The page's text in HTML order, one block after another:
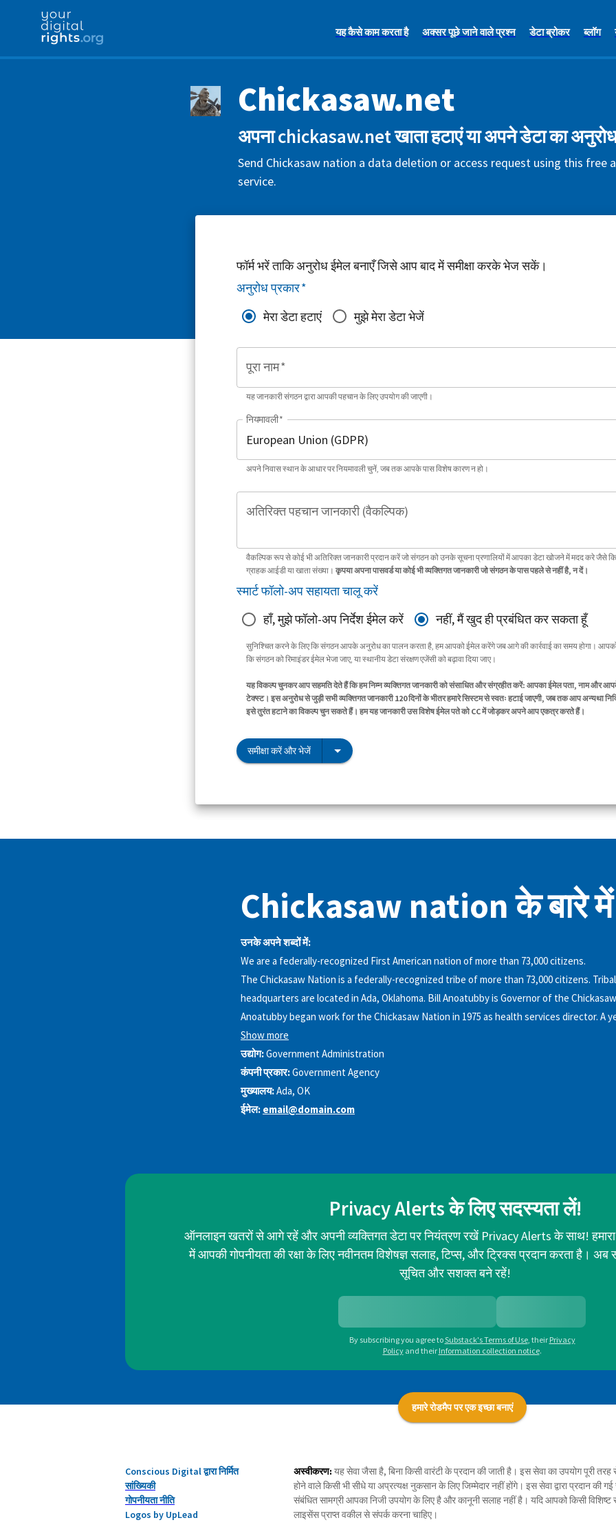
यह कैसे काम करता है अक्सर पूछे जाने वाले प्रश्न डेटा ब्रोकर ब्लॉग
Chickasaw.net
अपना chickasaw.net खाता हटाएं या अपने डेटा का
Send Chickasaw nation a data deletion or access request using this free
service.
फॉर्म भरें ताकि अनुरोध ईमेल बनाएँ जिसे आप बाद में समीक्षा करके भेज सकें।
अनुरोध प्रकार*
मेरा डेटा हटाएं
मुझे मेरा डेटा भेजें
पूरा नाम*
यह जानकारी संगठन द्वारा आपकी पहचान के लिए उपयोग की जाएगी।
नियमावली*
अपने निवास स्थान के आधार पर नियमावली चुनें, जब तक आपके पास विशेष कारण न हो।
अतिरिक्त पहचान जानकारी (वैकल्पिक)
वैकल्पिक रूप से कोई भी अतिरिक्त जानकारी प्रदान करें जो संगठन को उनके सूचना प्रणालियों में आपका डेटा खोजने में मदद करे जैसे कि
ग्राहक आईडी या खाता संख्या। कृपया अपना पासवर्ड या कोई भी व्यक्तिगत जानकारी जो संगठन के पास पहले से नहीं है, न दें।
स्मार्ट फॉलो-अप सहायता चालू करें
हाँ, मुझे फॉलो-अप निर्देश ईमेल करें
नहीं, मैं खुद ही प्रबंधित कर सकता हूँ
सुनिश्चित करने के लिए कि संगठन आपके अनुरोध का पालन करता है, हम आपको ईमेल करेंगे जब आगे की कार्रवाई का समय होगा। आपको
कि संगठन को रिमाइंडर ईमेल भेजा जाए, या स्थानीय डेटा संरक्षण एजेंसी को बढ़ावा दिया जाए।
यह विकल्प चुनकर आप सहमति देते हैं कि हम निम्न व्यक्तिगत जानकारी को संसाधित और संग्रहीत करें: आपका ईमेल पता, नाम और
टेक्स्ट। इस अनुरोध से जुड़ी सभी व्यक्तिगत जानकारी 120 दिनों के भीतर हमारे सिस्टम से स्वतः हटाई जाएगी, जब तक आप अन्यथा
इसे तुरंत हटाने का विकल्प चुन सकते हैं। हम यह जानकारी उस विशेष ईमेल पते को CC में जोड़कर अपने आप एकत्र करते हैं।
समीक्षा करें और भेजें
Chickasaw nation के बारे में
उनके अपने शब्दों में:
We are a federally-recognized First American nation of more than 73,000 citizens.
The Chickasaw Nation is a federally-recognized tribe of more than 73,000 citizens.
headquarters are located in Ada, Oklahoma. Bill Anoatubby is Governor of the
Anoatubby began work for the Chickasaw Nation in 1975 as health services director. A
Show more
उद्योग:Government Administration
कंपनी प्रकार:Government Agency
मुख्यालय:Ada, OK
ईमेल: email@domain.com
Privacy Alerts के लिए सदस्यता लें!
ऑनलाइन खतरों से आगे रहें और अपनी व्यक्तिगत डेटा पर नियंत्रण रखें Privacy Alerts के साथ!
में आपकी गोपनीयता की रक्षा के लिए नवीनतम विशेषज्ञ सलाह, टिप्स, और ट्रिक्स प्रदान करता है।
सूचित और सशक्त बने रहें!
By subscribing you agree toSubstack's Terms of Use, their Privacy
Policy and their Information collection notice.
हमारे रोडमैप पर एक इच्छा बनाएं
Conscious Digital द्वारा निर्मित
सांख्यिकी
गोपनीयता नीति
Logos by UpLead
अस्वीकरण: यह सेवा जैसा है, बिना किसी वारंटी के प्रदान की जाती है। इस सेवा का उपयोग पूरी
होने वाले किसी भी सीधे या अप्रत्यक्ष नुकसान के लिए जिम्मेदार नहीं होंगे। इस सेवा द्वारा प्रदान की
संबंधित सामग्री आपका निजी उपयोग के लिए है और कानूनी सलाह नहीं है। यदि आपको किसी
लाइसेंस प्राप्त वकील से संपर्क करना चाहिए।